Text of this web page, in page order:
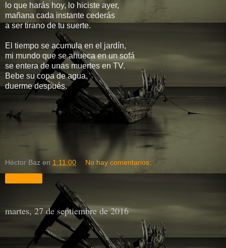
lo que harás hoy, lo hiciste ayer,
mañana cada instante cederás
a ser tirano de tu suerte.
El tiempo se acumula en el jardín,
mi mundo que se ahueca en un sofá
se entera de unas muertes en TV.
Bebe su copa de agua,
duerme después.
Héctor Baz en 1:11:00 No hay comentarios:
martes, 27 de septiembre de 2016